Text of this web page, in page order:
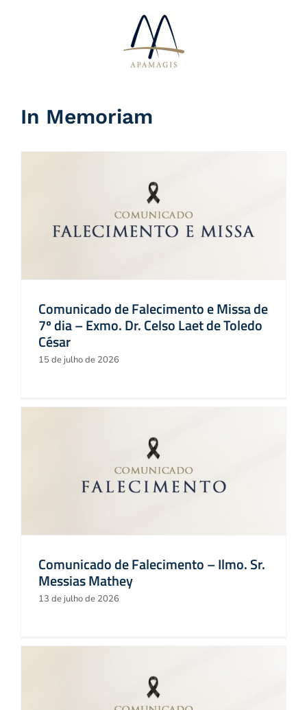
In Memoriam
Comunicado de Falecimento e Missa de
7º dia – Exmo. Dr. Celso Laet de Toledo
César
15 de julho de 2026
Comunicado de Falecimento – Ilmo. Sr.
Messias Mathey
13 de julho de 2026